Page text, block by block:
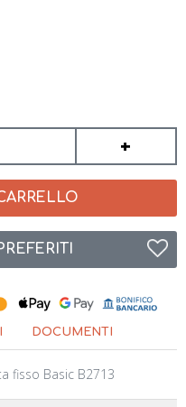
+
DOCUMENTI
fisso Basic B2713